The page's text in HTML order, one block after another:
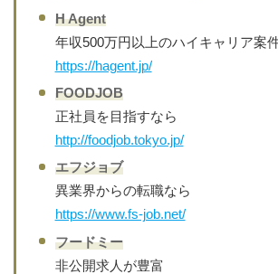
H Agent
年収500万円以上のハイキャリア案
https://hagent.jp/
FOODJOB
正社員を目指すなら
http://foodjob.tokyo.jp/
エフジョブ
異業界からの転職なら
https://www.fs-job.net/
フードミー
非公開求人が豊富